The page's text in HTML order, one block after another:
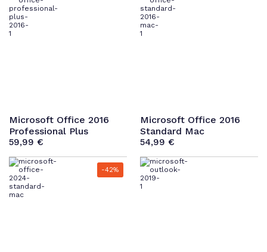
Microsoft Office 2016
Professional Plus
59,99 €
Microsoft Office 2016
Standard Mac
54,99€
-42%